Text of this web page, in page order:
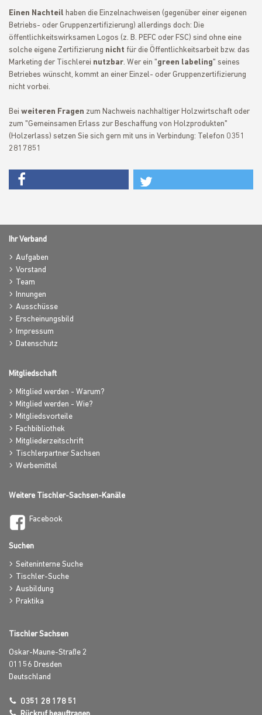
Einen Nachteil haben die Einzelnachweisen (gegenüber einer eigenen
Betriebs- oder Gruppenzertifizierung) allerdings doch: Die
öffentlichkeitswirksamen Logos (z. B. PEFC oder FSC) sind ohne eine
solche eigene Zertifizierung nicht für die Öffentlichkeitsarbeit bzw. das
Marketing der Tischlerei nutzbar. Wer ein "green labeling" seines
Betriebes wünscht, kommt an einer Einzel- oder Gruppenzertifizierung
nicht vorbei.
Bei weiteren Fragen zum Nachweis nachhaltiger Holzwirtschaft oder
zum "Gemeinsamen Erlass zur Beschaffung von Holzprodukten"
(Holzerlass) setzen Sie sich gern mit uns in Verbindung: Telefon 0351
2817851
Ihr Verband
Aufgaben
Vorstand
Team
Innungen
Ausschüsse
Erscheinungsbild
Impressum
Datenschutz
Mitgliedschaft
Mitglied werden - Warum?
Mitglied werden - Wie?
Mitgliedsvorteile
Fachbibliothek
Mitgliederzeitschrift
Tischlerpartner Sachsen
Werbemittel
Weitere Tischler-Sachsen-Kanäle
Facebook
Suchen
Seiteninterne Suche
Tischler-Suche
Ausbildung
Praktika
Tischler Sachsen
Oskar-Maune-Straße 2
01156 Dresden
Deutschland
0351 28 178 51